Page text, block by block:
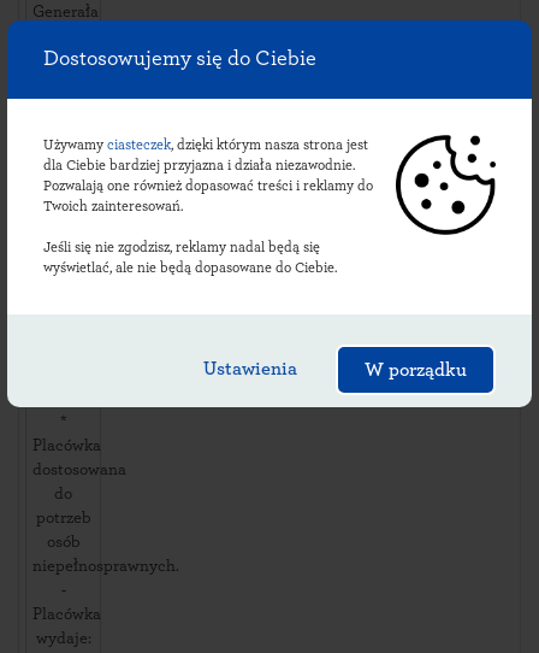
Dostosowujemy się do Ciebie
Używamy ciasteczek, dzięki którym nasza strona jest
dla Ciebie bardziej przyjazna i działa niezawodnie.
Pozwalają one również dopasować treści i reklamy do
Twoich zainteresowań.
Jeśli się nie zgodzisz, reklamy nadal będą się
wyświetlać, ale nie będą dopasowane do Ciebie.
Ustawienia W porządku
Generała
Kościuszki
Dostępność
i usługi:
robocze:
08:00-
*
Placówka
dostosowana
do
potrzeb
osób
niepełnosprawnych.
-
Placówka
wydaje: